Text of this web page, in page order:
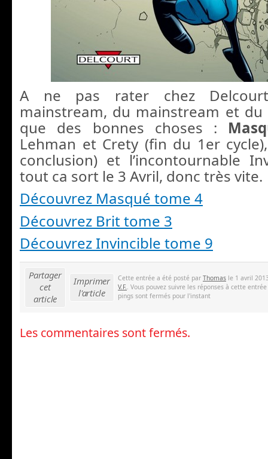
A ne pas rater chez
mainstream, du mainstream et du
que des bonnes choses :
Lehman et Crety (fin du 1er
conclusion) et l’incontournable
tout ca sort le 3 Avril, donc très vite.
Découvrez Masqué tome 4
Découvrez Brit tome 3
Découvrez Invincible tome 9
Partager
cet
article
Imprimer
l'article
Cette entrée a été posté par Thomas le 1 avril
V.F.. Vous pouvez suivre les réponses à cette
pings sont fermés pour l'instant
Les commentaires sont fermés.